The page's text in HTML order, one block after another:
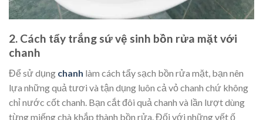
2. Cách tẩy trắng sứ vệ sinh bồn rửa mặt với
chanh
Để sử dụng chanh làm cách tẩy sạch bồn rửa mặt, bạn nên
lựa những quả tươi và tận dụng luôn cả vỏ chanh chứ không
chỉ nước cốt chanh. Bạn cắt đôi quả chanh và lần lượt dùng
từng miếng chà khắp thành bồn rửa. Đối với những vết ố